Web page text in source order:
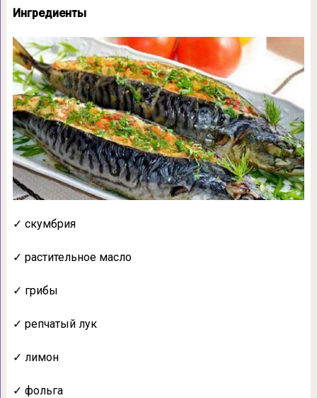
Ингредиенты
✓ скумбрия
✓ растительное масло
✓ грибы
✓ репчатый лук
✓ лимон
✓ фольга